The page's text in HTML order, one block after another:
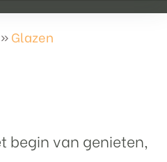
»Glazen
begin van genieten,